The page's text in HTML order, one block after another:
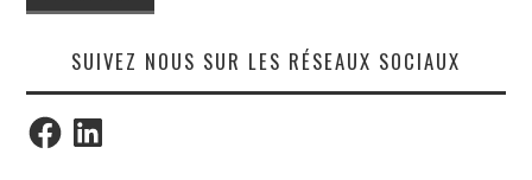
SUIVEZ NOUS SUR LES RÉSEAUX SOCIAUX
FacebookLinkedIn